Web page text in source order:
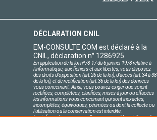
DÉCLARATION CNIL
EM-CONSULTE.COM est déclaré à la
CNIL, déclaration n° 1286925.
En application de la loi nº78-17 du 6 janvier 1978 relative à
l'informatique, aux fichiers et aux libertés, vous disposez
des droits d'opposition (art.26 de la loi), d'accès (art.34 à 38
de la loi), et de rectification (art.36 de la loi) des données
vous concernant. Ainsi, vous pouvez exiger que soient
rectifiées, complétées, clarifiées, mises à jour ou effacées
les informations vous concernant qui sont inexactes,
incomplètes, équivoques, périmées ou dont la collecte ou
l'utilisation ou la conservation est interdite.
Les informations personnelles concernant les visiteurs de